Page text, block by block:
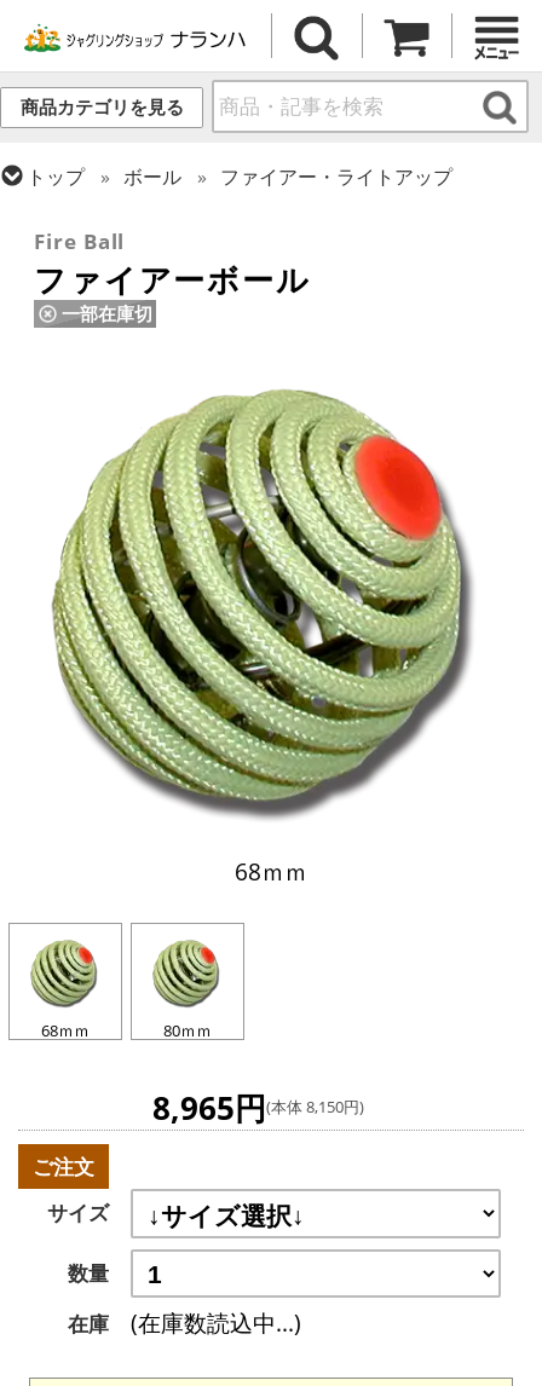
商品カテゴリを見る
トップ ボール
ファイアー・ライトアップ
Fire Ball
ファイアーボール
一部在庫切
68ｍｍ
68ｍｍ 80ｍｍ
8,965円(本体 8,150円)
ご注文
サイズ
数量
在庫
(在庫数読込中...)